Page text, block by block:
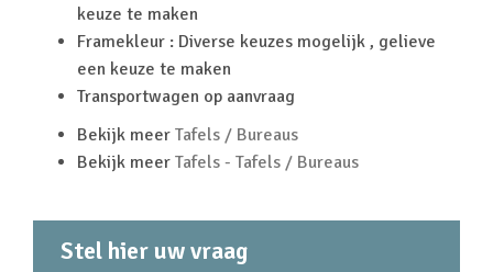
keuze te maken
Framekleur : Diverse keuzes mogelijk , gelieve
een keuze te maken
Transportwagen op aanvraag
Bekijk meer Tafels / Bureaus
Bekijk meer Tafels - Tafels / Bureaus
Stel hier uw vraag